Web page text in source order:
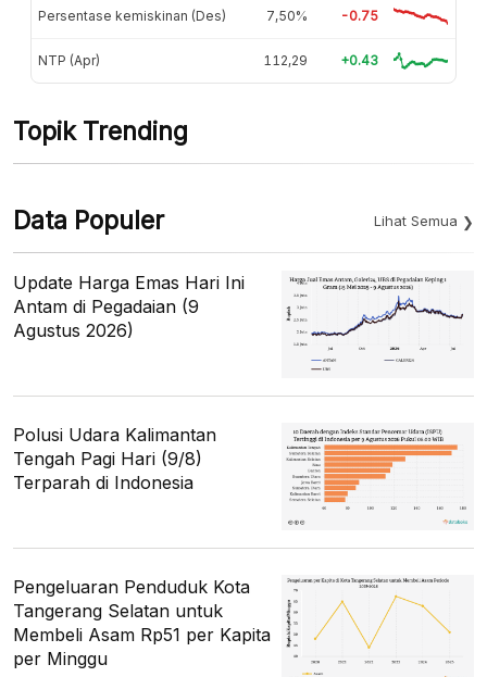
Persentase kemiskinan (Des) 7,50% -0.75
NTP (Apr) 112,29 +0.43
Topik Trending
Data Populer Lihat Semua
Update Harga Emas Hari Ini
Antam di Pegadaian (9
Agustus 2026)
Polusi Udara Kalimantan
Tengah Pagi Hari (9/8)
Terparah di Indonesia
Pengeluaran Penduduk Kota
Tangerang Selatan untuk
Membeli Asam Rp51 per Kapita
per Minggu